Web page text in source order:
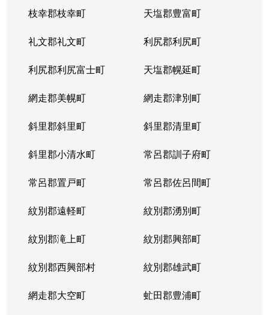
枝幸郡枝幸町 天塩郡豊富町
礼文郡礼文町 利尻郡利尻町
利尻郡利尻富士町 天塩郡幌延町
網走郡美幌町 網走郡津別町
斜里郡斜里町 斜里郡清里町
斜里郡小清水町 常呂郡訓子府町
常呂郡置戸町 常呂郡佐呂間町
紋別郡遠軽町 紋別郡湧別町
紋別郡滝上町 紋別郡興部町
紋別郡西興部村 紋別郡雄武町
網走郡大空町 虻田郡豊浦町